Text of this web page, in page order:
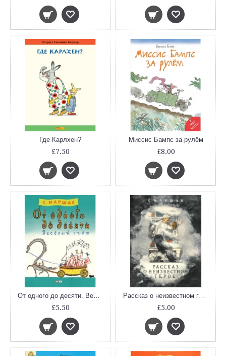
Где Карлхен?
£7.50
Миссис Бампс за рулём
£8.00
От одного до десяти. Весёлый счёт
£5.50
Рассказ о неизвестном герое
£5.00